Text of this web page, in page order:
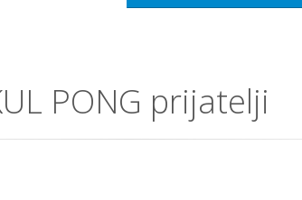
PONG prijatelji